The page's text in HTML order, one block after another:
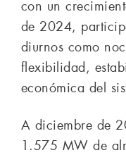
con un
de 2024,
diurnos como
flexibilidad,
económica del
A diciembre de
1.575 MW de